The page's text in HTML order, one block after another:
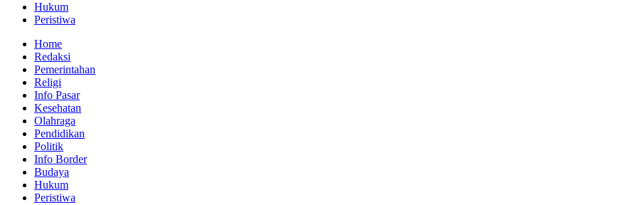
Hukum
Peristiwa
Home
Redaksi
Pemerintahan
Religi
Info Pasar
Kesehatan
Olahraga
Pendidikan
Politik
Info Border
Budaya
Hukum
Peristiwa